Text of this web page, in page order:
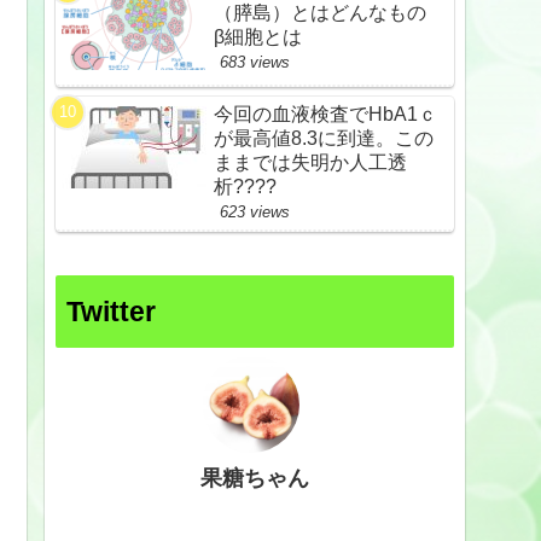
（膵島）とはどんなもの
β細胞とは
683 views
今回の血液検査でHbA1ｃ
が最高値8.3に到達。この
ままでは失明か人工透
析????
623 views
Twitter
果糖ちゃん